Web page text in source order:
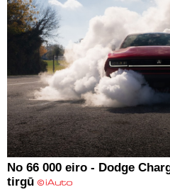
No 66 000 eiro - Dodge
tirgū